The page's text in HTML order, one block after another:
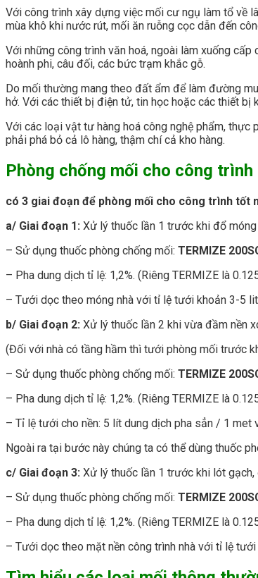
Với công trình xây dựng việc mối cư ngụ làm tổ về
mùa khô khi nước rút, mối ăn ruỗng cọc dẫn đến
Với những công trình văn hoá, ngoài làm xuống
hoành phi, câu đối, các bức trạm khắc gỗ.
Do mối thường mang theo đất ẩm để làm đường
hở. Với các thiết bị điện tử, tin học hoặc các thiết bị
Với các loại vật tư hàng hoá công nghệ phẩm, thực
phải phá bỏ cả lô hàng, thậm chí cả kho hàng.
Phòng chống mối cho công
có 3 giai đoạn để phòng mối cho công trình tốt
a/ Giai đoạn 1: Xử lý thuốc lần 1 trước khi đổ móng
– Sử dụng thuốc phòng chống mối: TERMIZE
– Pha dung dịch tỉ lệ: 1,2%. (Riêng TERMIZE là
– Tưới dọc theo móng nhà với tỉ lệ tưới khoản 3-5
b/ Giai đoạn 2: Xử lý thuốc lần 2 khi vừa đầm nền
(Đối với nhà có tầng hầm thì tưới phòng mối trước
– Sử dụng thuốc phòng chống mối: TERMIZE
– Pha dung dịch tỉ lệ: 1,2%. (Riêng TERMIZE là
– Tỉ lệ tưới cho nền: 5 lít dung dịch pha sẳn / 1 met
Ngoài ra tại bước này chúng ta có thể dùng thuốc
c/ Giai đoạn 3: Xử lý thuốc lần 1 trước khi lót
– Sử dụng thuốc phòng chống mối: TERMIZE
– Pha dung dịch tỉ lệ: 1,2%. (Riêng TERMIZE là
– Tưới dọc theo mặt nền công trình nhà với tỉ lệ